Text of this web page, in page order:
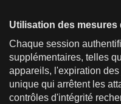
Utilisation des
Chaque session
supplémentaires, telles
appareils, l'expiration
unique qui arrêtent les
contrôles d'intégrité